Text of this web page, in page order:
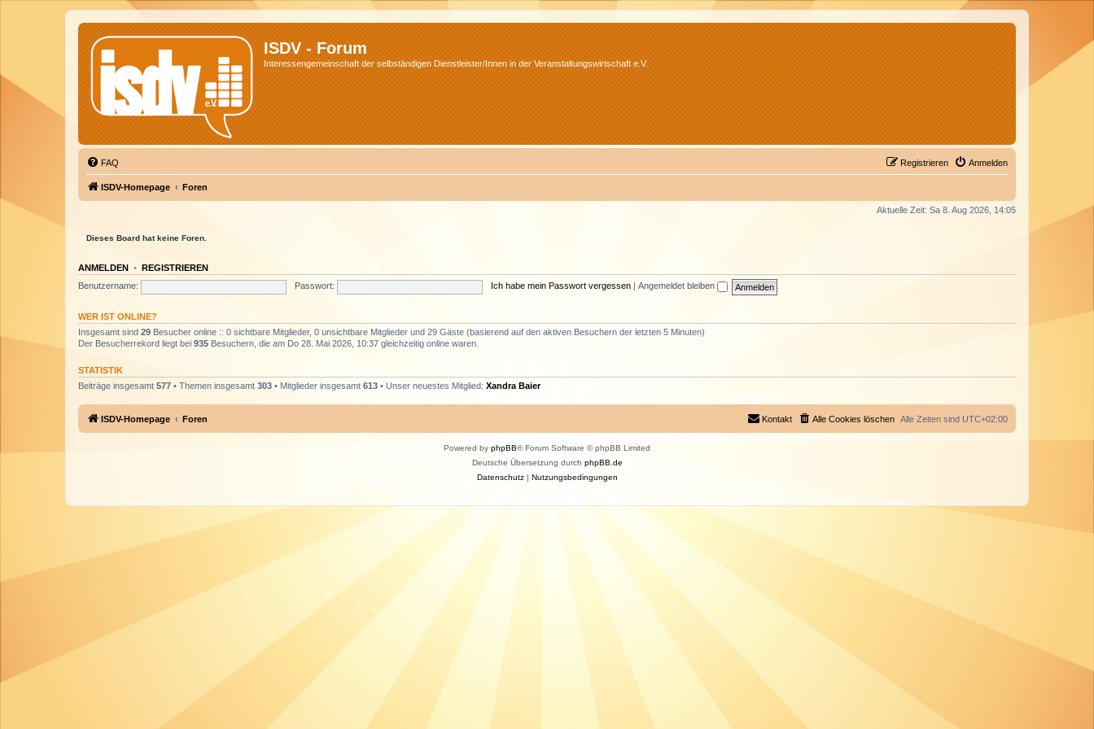
ISDV - Forum
Interessengemeinschaft der selbständigen Dienstleister/Innen in der Veranstaltungswirtschaft e.V.
FAQ Anmelden
Registrieren
ISDV-Homepage Foren
Aktuelle Zeit: Sa 8. Aug 2026, 14:05
Dieses Board hat keine Foren.
ANMELDEN • REGISTRIEREN
Benutzername:
Passwort: Ich habe mein Passwort vergessen Angemeldet bleiben
WER IST ONLINE?
Insgesamt sind 29 Besucher online :: 0 sichtbare Mitglieder, 0 unsichtbare Mitglieder und 29 Gäste (basierend auf den aktiven Besuchern der letzten 5 Minuten)
Der Besucherrekord liegt bei 935 Besuchern, die am Do 28. Mai 2026, 10:37 gleichzeitig online waren.
STATISTIK
Beiträge insgesamt 577 • Themen insgesamt 303 • Mitglieder insgesamt 613 • Unser neuestes Mitglied: Xandra Baier
ISDV-Homepage Foren Alle Zeiten sind UTC+02:00
Alle Cookies löschen
Kontakt
Powered by phpBB® Forum Software © phpBB Limited
Deutsche Übersetzung durch phpBB.de
Datenschutz| Nutzungsbedingungen